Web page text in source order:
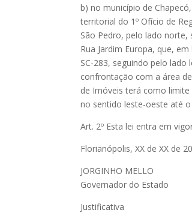
b) no município de
territorial do 1º Ofício de
São Pedro, pelo lado
Rua Jardim Europa, que,
SC-283, seguindo pelo
confrontação com a área
de Imóveis terá como limite
no sentido leste-oeste até
Art. 2º Esta lei entra em
Florianópolis, XX de XX de
JORGINHO MELLO
Governador do Estado
Justificativa